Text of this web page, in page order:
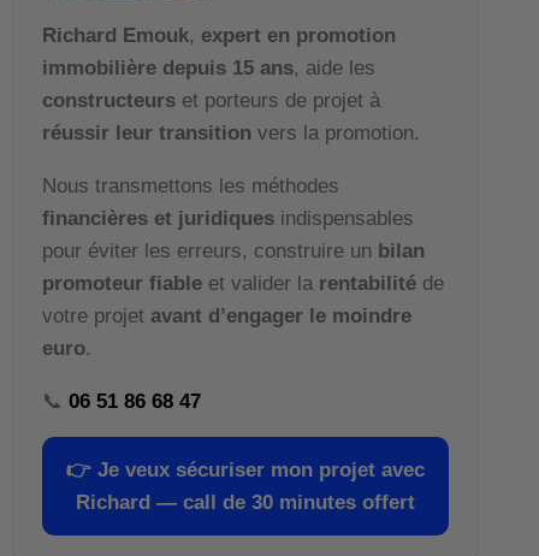
Richard Emouk, expert en promotion
immobilière depuis 15 ans, aide les
constructeurs et porteurs de projet à
réussir leur transition vers la promotion.
Nous transmettons les méthodes
financières et juridiques indispensables
pour éviter les erreurs, construire un bilan
promoteur fiable et valider la rentabilité de
votre projet avant d’engager le moindre
euro.
📞 06 51 86 68 47
👉 Je veux sécuriser mon projet avec
Richard — call de 30 minutes offert